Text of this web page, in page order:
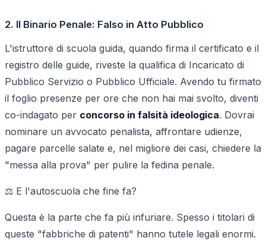
2. Il Binario Penale: Falso in Atto Pubblico
L'istruttore di scuola guida, quando firma il certificato e il
registro delle guide, riveste la qualifica di Incaricato di
Pubblico Servizio o Pubblico Ufficiale. Avendo tu firmato
il foglio presenze per ore che non hai mai svolto, diventi
co-indagato per concorso in falsità ideologica. Dovrai
nominare un avvocato penalista, affrontare udienze,
pagare parcelle salate e, nel migliore dei casi, chiedere la
"messa alla prova" per pulire la fedina penale.
⚖️ E l'autoscuola che fine fa?
Questa è la parte che fa più infuriare. Spesso i titolari di
queste "fabbriche di patenti" hanno tutele legali enormi.